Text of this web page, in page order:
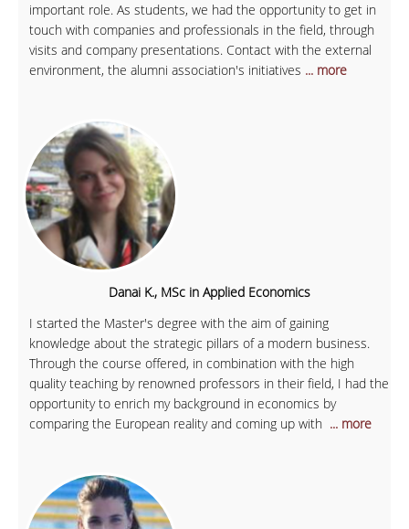
important role. As students, we had the opportunity to get in
touch with companies and professionals in the field, through
visits and company presentations. Contact with the external
environment, the alumni association's initiatives ... more
Danai K., MSc in Applied Economics
I started the Master's degree with the aim of gaining
knowledge about the strategic pillars of a modern business.
Through the course offered, in combination with the high
quality teaching by renowned professors in their field, I had the
opportunity to enrich my background in economics by
comparing the European reality and coming up with ... more